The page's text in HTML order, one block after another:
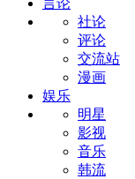
言论
社论
评论
交流站
漫画
娱乐
明星
影视
音乐
韩流